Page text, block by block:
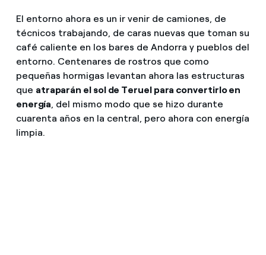
El entorno ahora es un ir venir de camiones, de
técnicos trabajando, de caras nuevas que toman su
café caliente en los bares de Andorra y pueblos del
entorno. Centenares de rostros que como
pequeñas hormigas levantan ahora las estructuras
que atraparán el sol de Teruel para convertirlo en
energía, del mismo modo que se hizo durante
cuarenta años en la central, pero ahora con energía
limpia.